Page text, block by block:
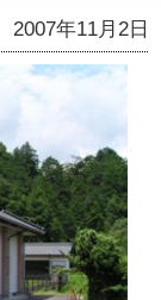
2007年11月2日